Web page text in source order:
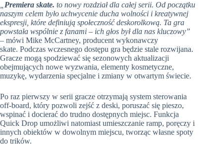
Premiera skate. to nowy rozdział dla całej serii. Od początku
naszym celem było uchwycenie ducha wolności i kreatywnej
ekspresji, które definiują społeczność deskorolkową. Ta gra
powstała wspólnie z fanami – ich głos był dla nas kluczowy”
– mówi Mike McCartney, producent wykonawczy
skate. Podczas wczesnego dostępu gra będzie stale rozwijana.
Gracze mogą spodziewać się sezonowych aktualizacji
obejmujących nowe wyzwania, elementy kosmetyczne,
muzykę, wydarzenia specjalne i zmiany w otwartym świecie.
Po raz pierwszy w serii gracze otrzymają system sterowania
off-board, który pozwoli zejść z deski, poruszać się pieszo,
wspinać i docierać do trudno dostępnych miejsc. Funkcja
Quick Drop umożliwi natomiast umieszczanie ramp, poręczy i
innych obiektów w dowolnym miejscu, tworząc własne spoty
do trików.